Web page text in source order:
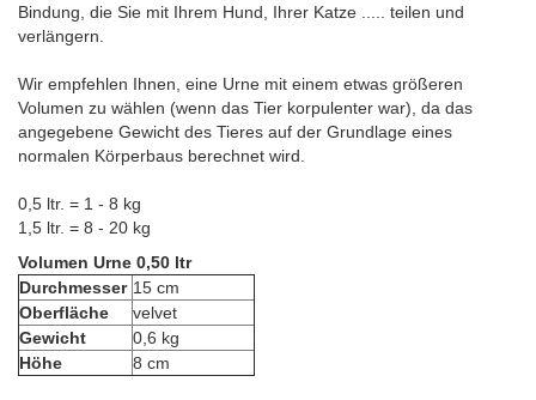
Bindung, die Sie mit Ihrem Hund, Ihrer Katze ..... teilen und
verlängern.
Wir empfehlen Ihnen, eine Urne mit einem etwas größeren
Volumen zu wählen (wenn das Tier korpulenter war), da das
angegebene Gewicht des Tieres auf der Grundlage eines
normalen Körperbaus berechnet wird.
0,5 ltr. = 1 - 8 kg
1,5 ltr. = 8 - 20 kg
Volumen Urne 0,50 ltr
Durchmesser 15 cm
Oberfläche
velvet
Gewicht
0,6 kg
Höhe
8 cm